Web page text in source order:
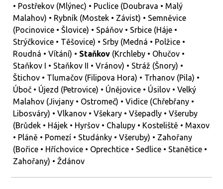
• Postřekov (Mlýnec) • Puclice (Doubrava • Malý
Malahov) • Rybník (Mostek • Závist) • Semněvice
(Pocinovice • Šlovice) • Spáňov • Srbice (Háje •
Strýčkovice • Těšovice) • Srby (Medná • Polžice •
Roudná • Vítání) • Staňkov (Krchleby • Ohučov •
Staňkov I • Staňkov II • Vránov) • Stráž (Šnory) •
Štichov • Tlumačov (Filipova Hora) • Trhanov (Pila) •
Úboč • Újezd (Petrovice) • Únějovice • Úsilov • Velký
Malahov (Jivjany • Ostromeč) • Vidice (Chřebřany •
Libosváry) • Vlkanov • Všekary • Všepadly • Všeruby
(Brůdek • Hájek • Hyršov • Chalupy • Kosteliště • Maxov
• Pláně • Pomezí • Studánky • Všeruby) • Zahořany
(Bořice • Hříchovice • Oprechtice • Sedlice • Stanětice •
Zahořany) • Ždánov